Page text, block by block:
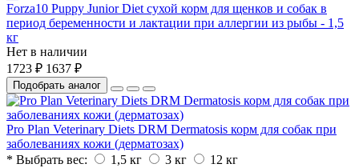
Forza10 Puppy Junior Diet сухой корм для щенков и собак в
период беременности и лактации при аллергии из рыбы - 1,5
кг
Нет в наличии
1723 ₽ 1637 ₽
Подобрать аналог
Pro Plan Veterinary Diets DRM Dermatosis корм для собак при
заболеваниях кожи (дерматозах)
* Выбрать вес:
1,5 кг 3 кг
12 кг